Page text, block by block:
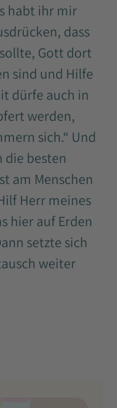
habt ihr mir
dass
Gott dort
sind und Hilfe
dürfe auch in
werden,
sich.“ Und
die besten
am Menschen
Herr meines
hier auf Erden
setzte sich
weiter